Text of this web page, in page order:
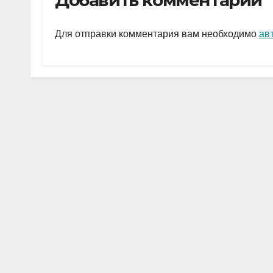
gr
a
s
A
p
а
в
ть
Для отправки комментария вам необходимо